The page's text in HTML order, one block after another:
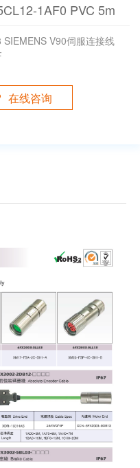
1AF0 PVC 5m
SIEMENS V90伺服连接线
在线咨询